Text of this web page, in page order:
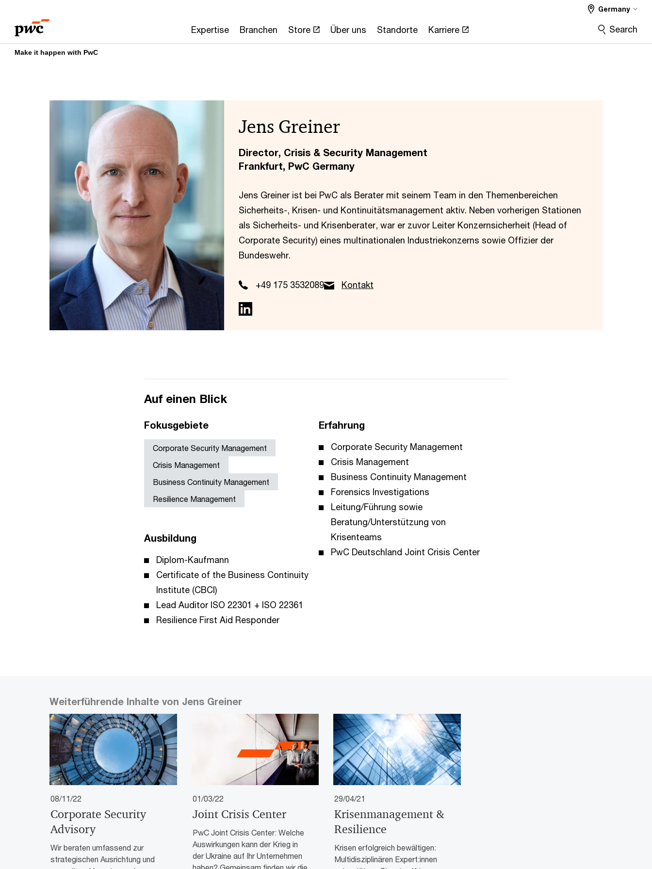
content
footer
Expertise Branchen Store Über uns Standorte Karriere
Germany
Search
Make it happen with PwC
Jens Greiner
Director, Crisis & Security Management
Frankfurt, PwC Germany
Jens Greiner ist bei PwC als Berater mit seinem Team in den Themenbereichen
Sicherheits-, Krisen- und Kontinuitätsmanagement aktiv. Neben vorherigen Stationen
als Sicherheits- und Krisenberater, war er zuvor Leiter Konzernsicherheit (Head of
Corporate Security) eines multinationalen Industriekonzerns sowie Offizier der
Bundeswehr.
+49 175 3532089 Kontakt
Auf einen Blick
Fokusgebiete
Corporate Security Management
Crisis Management
Business Continuity Management
Resilience Management
Erfahrung
Corporate Security Management
Crisis Management
Business Continuity Management
Forensics Investigations
Leitung/Führung sowie
Beratung/Unterstützung von
Krisenteams
PwC Deutschland Joint Crisis Center
Ausbildung
Diplom-Kaufmann
Certificate of the Business Continuity
Institute (CBCI)
Lead Auditor ISO 22301 + ISO 22361
Resilience First Aid Responder
Weiterführende Inhalte von Jens Greiner
08/11/22
Corporate Security
Advisory
Wir beraten umfassend zur
strategischen Ausrichtung und
01/03/22
Joint Crisis Center
PwC Joint Crisis Center: Welche
Auswirkungen kann der Krieg in
der Ukraine auf Ihr Unternehmen
29/04/21
Krisenmanagement &
Resilience
Krisen erfolgreich bewältigen:
Multidisziplinären Expert:innen